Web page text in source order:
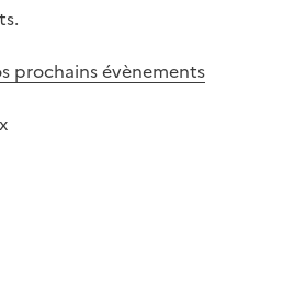
prochains évènements